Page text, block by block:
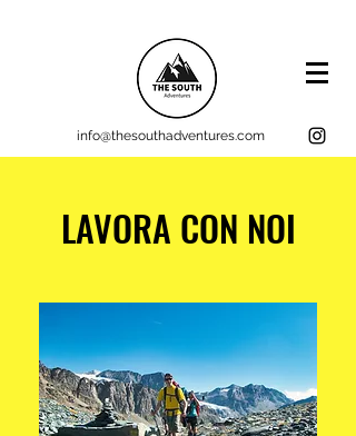
info@thesouthadventures.com
LAVORA CON NOI